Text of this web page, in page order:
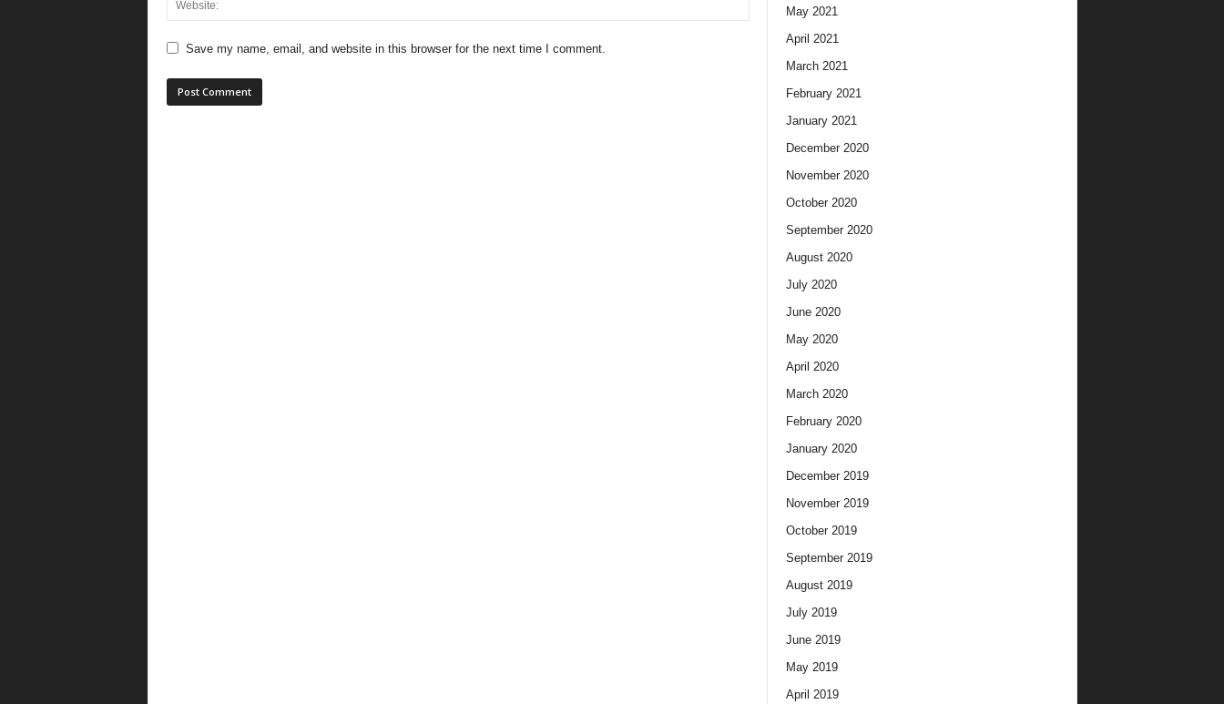
Save my name, email, and website in this browser for the next time I comment.
May 2021
April 2021
March 2021
February 2021
January 2021
December 2020
November 2020
October 2020
September 2020
August 2020
July 2020
June 2020
May 2020
April 2020
March 2020
February 2020
January 2020
December 2019
November 2019
October 2019
September 2019
August 2019
July 2019
June 2019
May 2019
April 2019